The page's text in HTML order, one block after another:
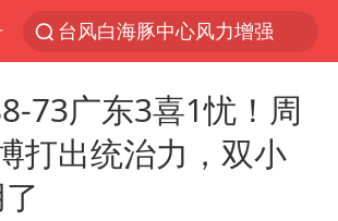
台风白海豚中心风力增强
向鹏0-3不敌张本智和
百花奖开幕式
四川宜宾高县4.9级地震致1死
73广东3喜1忧！周
打出统治力，双小